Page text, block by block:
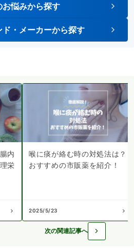
お悩みから探す
ド・メーカーから探す
内
栄
喉に痰が絡む時の対処法は？
おすすめの市販薬を紹介！
2025/5/23
次の関連記事へ